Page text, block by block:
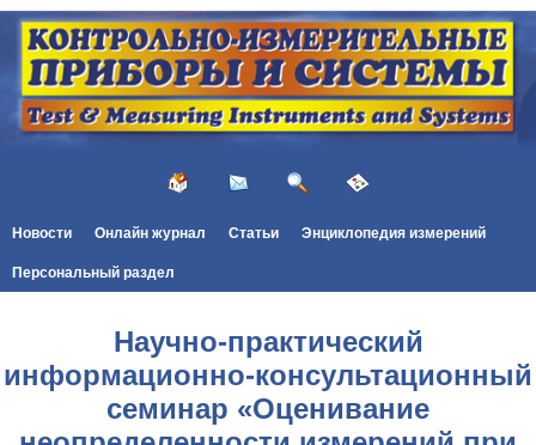
Новости Онлайн журнал Статьи Энциклопедия измерений
Персональный раздел
Научно-практический
информационно-консультационный
семинар «Оценивание